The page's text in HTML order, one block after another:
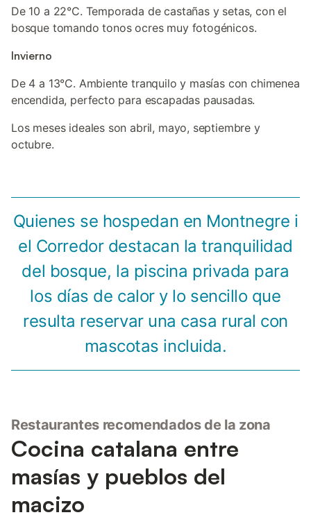
De 10 a 22°C. Temporada de castañas y setas, con el
bosque tomando tonos ocres muy fotogénicos.
Invierno
De 4 a 13°C. Ambiente tranquilo y masías con chimenea
encendida, perfecto para escapadas pausadas.
Los meses ideales son abril, mayo, septiembre y
octubre.
Quienes se hospedan en Montnegre i
el Corredor destacan la tranquilidad
del bosque, la piscina privada para
los días de calor y lo sencillo que
resulta reservar una casa rural con
mascotas incluida.
Restaurantes recomendados de la zona
Cocina catalana entre
masías y pueblos del
macizo